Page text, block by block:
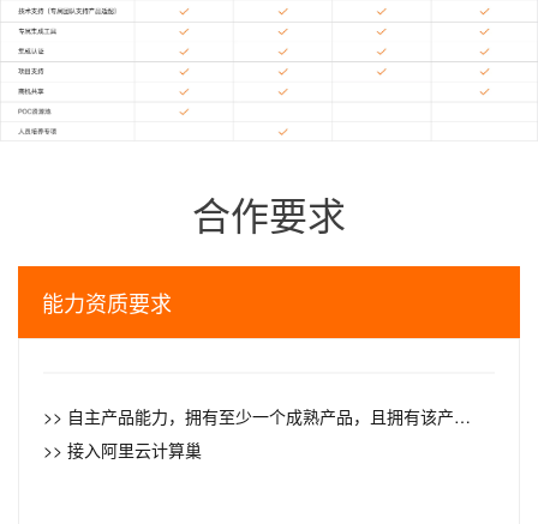
合作要求
能力资质要求
>> 自主产品能力，拥有至少一个成熟产品，且拥有该产品软著、知识产权
>> 接入阿里云计算巢